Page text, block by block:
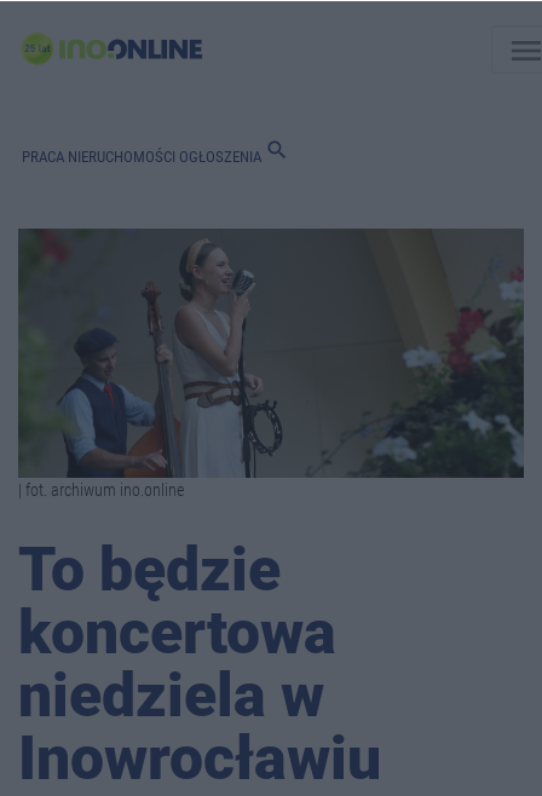
PRACA NIERUCHOMOŚCI OGŁOSZENIA search
| fot. archiwum ino.online
To będzie
koncertowa
niedziela w
Inowrocławiu